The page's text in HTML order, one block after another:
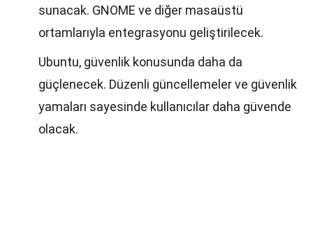
sunacak. GNOME ve diğer masaüstü
ortamlarıyla entegrasyonu geliştirilecek.
Ubuntu, güvenlik konusunda daha da
güçlenecek. Düzenli güncellemeler ve güvenlik
yamaları sayesinde kullanıcılar daha güvende
olacak.